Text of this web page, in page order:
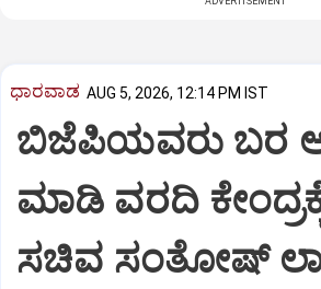
ಧಾರವಾಡ AUG 5, 2026, 12:14 PM IST
ಬಿಜೆಪಿಯವರು ಬರ
ಮಾಡಿ ವರದಿ
ಸಚಿವ ಸಂತೋಷ್